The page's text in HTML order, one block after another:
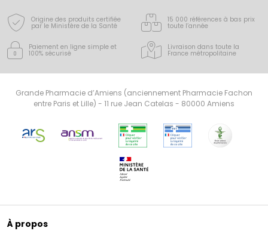
Origine des produits certifiée
par le Ministère de la Santé
15 000 références à bas prix
toute l’année
Paiement en ligne simple et
100% sécurisé
Livraison dans toute la
France métropolitaine
Grande Pharmacie d’Amiens (anciennement Pharmacie Fachon
entre Paris et Lille) - 11 rue Jean Catelas - 80000 Amiens
À propos